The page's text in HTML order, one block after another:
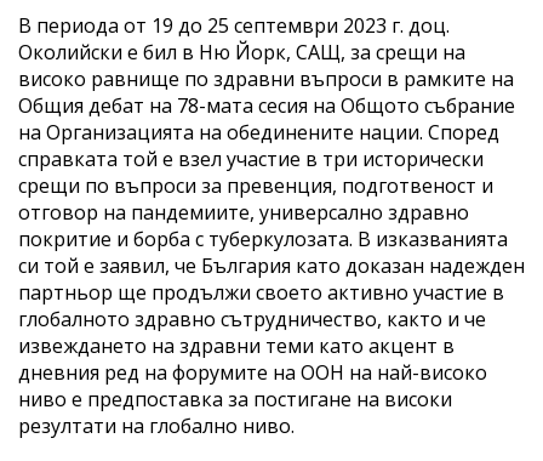
В периода от 19 до 25 септември 2023 г. доц.
Околийски е бил в Ню Йорк, САЩ, за срещи на
високо равнище по здравни въпроси в рамките на
Общия дебат на 78-мата сесия на Общото събрание
на Организацията на обединените нации. Според
справката той е взел участие в три исторически
срещи по въпроси за превенция, подготвеност и
отговор на пандемиите, универсално здравно
покритие и борба с туберкулозата. В изказванията
си той е заявил, че България като доказан надежден
партньор ще продължи своето активно участие в
глобалното здравно сътрудничество, както и че
извеждането на здравни теми като акцент в
дневния ред на форумите на ООН на най-високо
ниво е предпоставка за постигане на високи
резултати на глобално ниво.